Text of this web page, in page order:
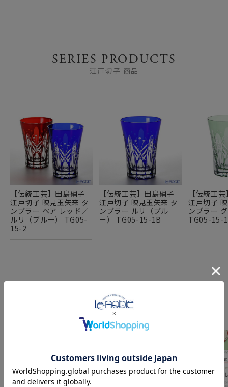
SERIES PRODUCTS
江戸切子 商品
【伝統工芸】田島硝子
江戸切子 映見玉矢来 タ
ンブラー ペア レッド／
ルリ（ブルー） TG05-
15-2
【伝統工芸】田島硝子
江戸切子 映見玉矢来 タ
ンブラー ルリ（ブル
ー） TG05-15-1B
【伝統工
江戸切子
ンブラー
TG05-15-
特集